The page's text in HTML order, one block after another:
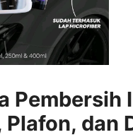
dan